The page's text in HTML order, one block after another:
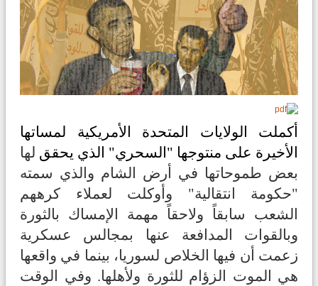
أكملت الولايات المتحدة الأمريكية لمساتها
الأخيرة على منتوجها "السحري" الذي يحقق لها
بعض طموحاتها في أرض الشام والذي سمته
"حكومة انتقالية" وأوكلت لعملاء كرههم
الشعب سابقاً ولاحقاً مهمة الإمساك بالثورة
وبالقوات المدافعة عنها بمجالس عسكرية
زعمت أن فيها الخلاص لسوريا، بينما في واقعها
هي الموت الزؤام للثورة ولأهلها. وفي الوقت